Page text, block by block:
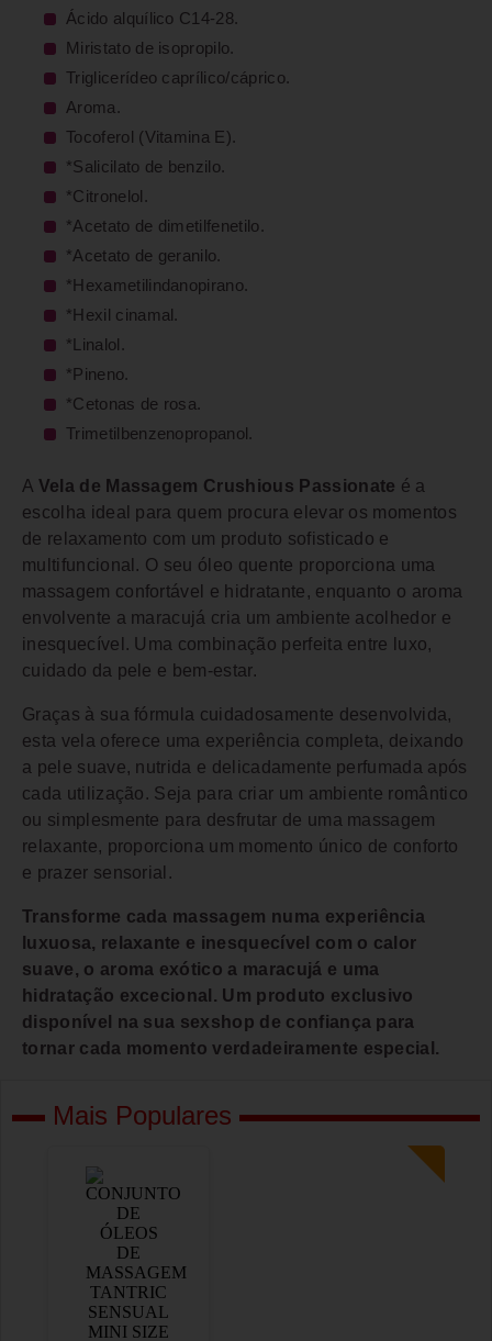
Ácido alquílico C14-28.
Miristato de isopropilo.
Triglicerídeo caprílico/cáprico.
Aroma.
Tocoferol (Vitamina E).
*Salicilato de benzilo.
*Citronelol.
*Acetato de dimetilfenetilo.
*Acetato de geranilo.
*Hexametilindanopirano.
*Hexil cinamal.
*Linalol.
*Pineno.
*Cetonas de rosa.
Trimetilbenzenopropanol.
A Vela de Massagem Crushious Passionate é a
escolha ideal para quem procura elevar os momentos
de relaxamento com um produto sofisticado e
multifuncional. O seu óleo quente proporciona uma
massagem confortável e hidratante, enquanto o aroma
envolvente a maracujá cria um ambiente acolhedor e
inesquecível. Uma combinação perfeita entre luxo,
cuidado da pele e bem-estar.
Graças à sua fórmula cuidadosamente desenvolvida,
esta vela oferece uma experiência completa, deixando
a pele suave, nutrida e delicadamente perfumada após
cada utilização. Seja para criar um ambiente romântico
ou simplesmente para desfrutar de uma massagem
relaxante, proporciona um momento único de conforto
e prazer sensorial.
Transforme cada massagem numa experiência
luxuosa, relaxante e inesquecível com o calor
suave, o aroma exótico a maracujá e uma
hidratação excecional. Um produto exclusivo
disponível na sua sexshop de confiança para
tornar cada momento verdadeiramente especial.
Mais Populares